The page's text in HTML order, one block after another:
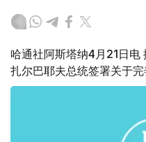
哈通社阿斯塔纳4月21日电
扎尔巴耶夫总统签署关于完